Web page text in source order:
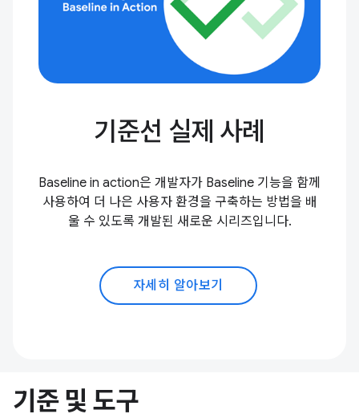
기준선 실제 사례
Baseline in action은 개발자가 Baseline 기능을 함께
사용하여 더 나은 사용자 환경을 구축하는 방법을 배
울 수 있도록 개발된 새로운 시리즈입니다.
자세히 알아보기
기준 및 도구